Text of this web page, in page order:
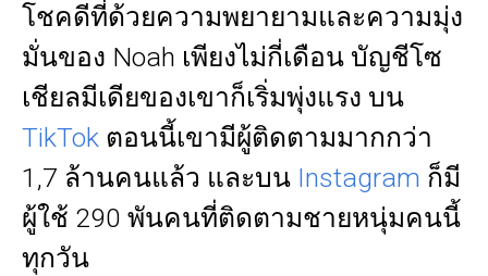
โชคดีที่ด้วยความพยายามและความมุ่ง
มั่นของ Noah เพียงไม่กี่เดือน บัญชีโซ
เชียลมีเดียของเขาก็เริ่มพุ่งแรง บน
TikTok ตอนนี้เขามีผู้ติดตามมากกว่า
1,7 ล้านคนแล้ว และบน Instagram ก็มี
ผู้ใช้ 290 พันคนที่ติดตามชายหนุ่มคนนี้
ทุกวัน